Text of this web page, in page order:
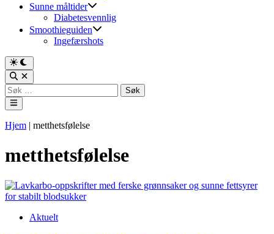
Sunne måltider
Diabetesvennlig
Smoothieguiden
Ingefærshots
Switch
to
dark
mode
Open
Search
Søk
etter:
Main
Menu
Hjem | metthetsfølelse
metthetsfølelse
Posted Aktuelt